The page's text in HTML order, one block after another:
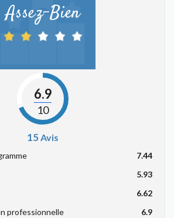
Assez-Bien
6.9
10
15Avis
7.44
5.93
6.62
professionnelle
6.9